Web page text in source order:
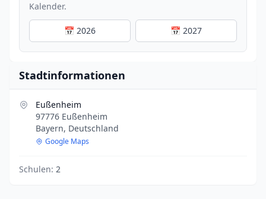
Kalender.
📅 2026 📅 2027
Stadtinformationen
Eußenheim
97776 Eußenheim
Bayern, Deutschland
Google Maps
Schulen: 2